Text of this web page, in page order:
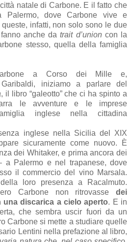
natale di Carbone. E il fatto che
Palermo, dove Carbone vive e
infatti, non solo sono le due
fanno anche datrait d’union con la
stesso, quella della famiglia
a Corso dei Mille e,
iniziamo a parlare del
, il libro “galeotto” che ci ha spinto a
le avventure e le imprese
inglese nella cittadina
inglese nella Sicilia del XIX
sicuramente come nuovo. È
dei Whitaker, e prima ancora dei
a Palermo e nel trapanese, dove
il commercio del vino Marsala.
loro presenza a Racalmuto.
Carbone non ritrovasse dei
discarica a cielo aperto. E in
che sembra uscir fuori da un
Carbone si mette a studiare quelle
Lentini nella prefazione al libro,